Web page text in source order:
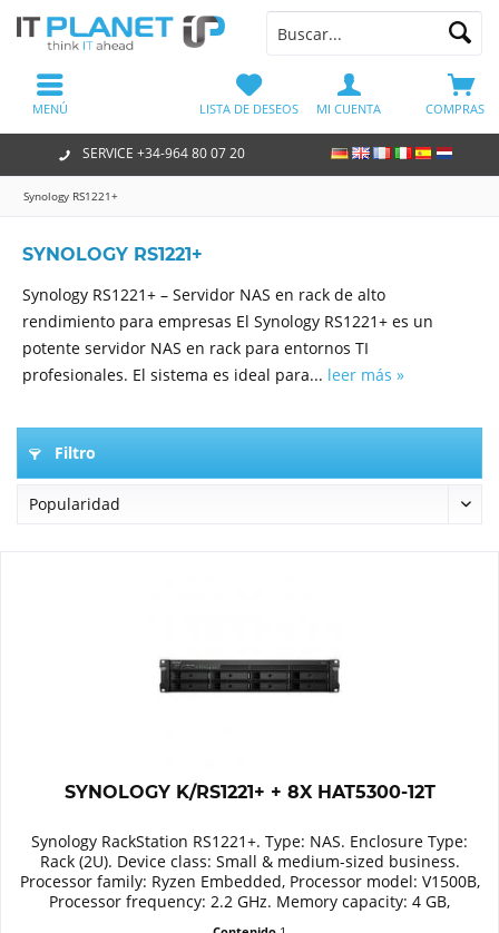
SERVICE +34-964 80 07 20
COMPRAS
LISTA DE DESEOS MI CUENTA
MENÚ
Synology RS1221+
SYNOLOGY RS1221+
Synology RS1221+ – Servidor NAS en rack de alto
rendimiento para empresas El Synology RS1221+ es un
potente servidor NAS en rack para entornos TI
profesionales. El sistema es ideal para... leer más »
Filtro
SYNOLOGY K/RS1221+ + 8X HAT5300-12T
Synology RackStation RS1221+. Type: NAS. Enclosure Type:
Rack (2U). Device class: Small & medium-sized business.
Processor family: Ryzen Embedded, Processor model: V1500B,
Processor frequency: 2.2 GHz. Memory capacity: 4 GB,